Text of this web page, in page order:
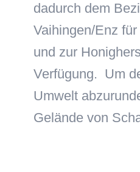
dadurch dem
Vaihingen/Enz
und zur
Verfügung. Um
Umwelt
Gelände von